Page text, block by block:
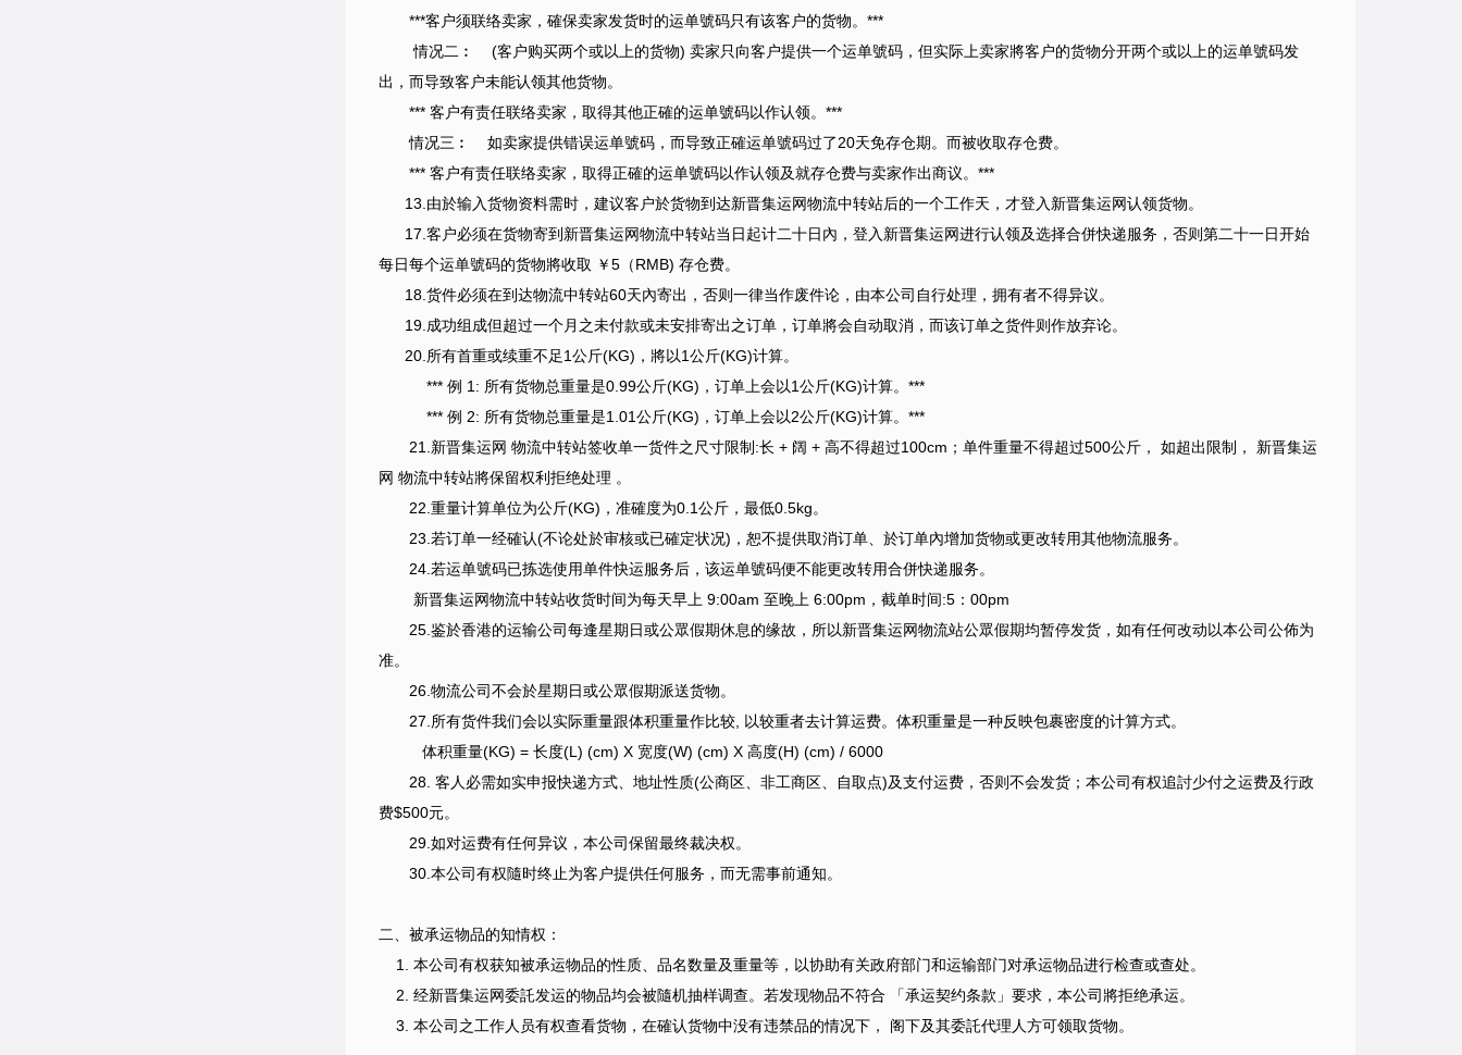
***客户须联络卖家，確保卖家发货时的运单號码只有该客户的货物。***
情况二︰ (客户购买两个或以上的货物) 卖家只向客户提供一个运单號码，但实际上卖家將客户的货物分开两个或以上的运单號码发
出，而导致客户未能认领其他货物。
*** 客户有责任联络卖家，取得其他正確的运单號码以作认领。***
情况三︰ 如卖家提供错误运单號码，而导致正確运单號码过了20天免存仓期。而被收取存仓费。
*** 客户有责任联络卖家，取得正確的运单號码以作认领及就存仓费与卖家作出商议。***
13.由於输入货物资料需时，建议客户於货物到达新晋集运网物流中转站后的一个工作天，才登入新晋集运网认领货物。
17.客户必须在货物寄到新晋集运网物流中转站当日起计二十日內，登入新晋集运网进行认领及选择合併快递服务，否则第二十一日开始
每日每个运单號码的货物將收取 ￥5（RMB) 存仓费。
18.货件必须在到达物流中转站60天內寄出，否则一律当作废件论，由本公司自行处理，拥有者不得异议。
19.成功组成但超过一个月之未付款或未安排寄出之订单，订单將会自动取消，而该订单之货件则作放弃论。
20.所有首重或续重不足1公斤(KG)，將以1公斤(KG)计算。
*** 例 1: 所有货物总重量是0.99公斤(KG)，订单上会以1公斤(KG)计算。***
*** 例 2: 所有货物总重量是1.01公斤(KG)，订单上会以2公斤(KG)计算。***
21.新晋集运网 物流中转站签收单一货件之尺寸限制:长 + 阔 + 高不得超过100cm；单件重量不得超过500公斤， 如超出限制， 新晋集运
网 物流中转站將保留权利拒绝处理 。
22.重量计算单位为公斤(KG)，准確度为0.1公斤，最低0.5kg。
23.若订单一经確认(不论处於审核或已確定状况)，恕不提供取消订单、於订单內增加货物或更改转用其他物流服务。
24.若运单號码已拣选使用单件快运服务后，该运单號码便不能更改转用合併快递服务。
新晋集运网物流中转站收货时间为每天早上 9:00am 至晚上 6:00pm，截单时间:5：00pm
25.鉴於香港的运输公司每逢星期日或公眾假期休息的缘故，所以新晋集运网物流站公眾假期均暂停发货，如有任何改动以本公司公佈为
准。
26.物流公司不会於星期日或公眾假期派送货物。
27.所有货件我们会以实际重量跟体积重量作比较, 以较重者去计算运费。体积重量是一种反映包裹密度的计算方式。
体积重量(KG) = 长度(L) (cm) X 宽度(W) (cm) X 高度(H) (cm) / 6000
28. 客人必需如实申报快递方式、地址性质(公商区、非工商区、自取点)及支付运费，否则不会发货；本公司有权追討少付之运费及行政
费$500元。
29.如对运费有任何异议，本公司保留最终裁决权。
30.本公司有权隨时终止为客户提供任何服务，而无需事前通知。
二、 被承运物品的知情权：
1. 本公司有权获知被承运物品的性质、品名数量及重量等，以协助有关政府部门和运输部门对承运物品进行检查或查处。
2. 经新晋集运网委託发运的物品均会被隨机抽样调查。若发现物品不符合 「承运契约条款」要求，本公司將拒绝承运。
3. 本公司之工作人员有权查看货物，在確认货物中没有违禁品的情况下， 阁下及其委託代理人方可领取货物。